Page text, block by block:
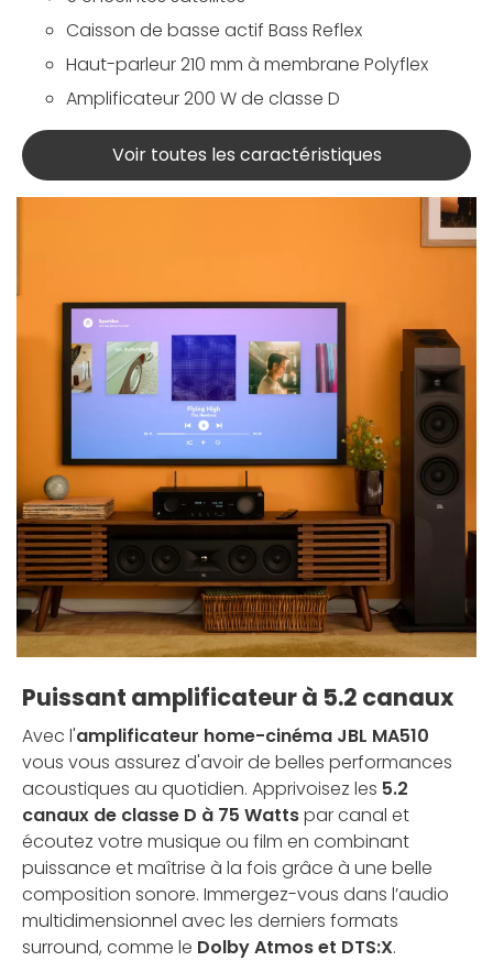
Caisson de basse actif Bass Reflex
Haut-parleur 210 mm à membrane Polyflex
Amplificateur 200 W de classe D
Voir toutes les caractéristiques
Puissant amplificateur à 5.2 canaux
Avec l'amplificateur home-cinéma JBL MA510
vous vous assurez d'avoir de belles performances
acoustiques au quotidien. Apprivoisez les 5.2
canaux de classe D à 75 Wattspar canal et
écoutez votre musique ou film en combinant
puissance et maîtrise à la fois grâce à une belle
composition sonore. Immergez-vous dans l’audio
multidimensionnel avec les derniers formats
surround, comme le Dolby Atmos et DTS:X.